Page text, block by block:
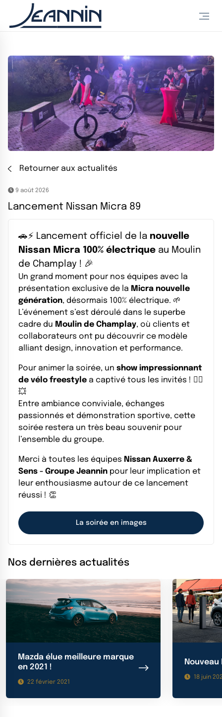
Retourner aux actualités
9 août 2026
Lancement Nissan Micra 89
🚗⚡ Lancement officiel de la nouvelle
Nissan Micra 100% électrique au Moulin
de Champlay ! 🎉
Un grand moment pour nos équipes avec la
présentation exclusive de la Micra nouvelle
génération, désormais 100% électrique. 🌱
L’événement s’est déroulé dans le superbe
cadre du Moulin de Champlay, où clients et
collaborateurs ont pu découvrir ce modèle
alliant design, innovation et performance.
Pour animer la soirée, un show impressionnant
de vélo freestyle a captivé tous les invités ! 🚴‍♂️
💥
Entre ambiance conviviale, échanges
passionnés et démonstration sportive, cette
soirée restera un très beau souvenir pour
l’ensemble du groupe.
Merci à toutes les équipes Nissan Auxerre &
Sens - Groupe Jeannin pour leur implication et
leur enthousiasme autour de ce lancement
réussi ! 👏
La soirée en images
Nos dernières actualités
Mazda élue meilleure marque
en 2021 !
22 février 2021
Nouveau
18 juin